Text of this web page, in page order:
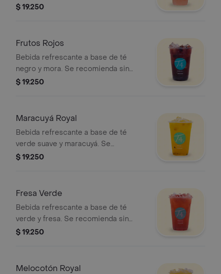
azúcar.
$ 19.250
Frutos Rojos
Bebida refrescante a base de té
negro y mora. Se recomienda sin
azúcar.
$ 19.250
Maracuyá Royal
Bebida refrescante a base de té
verde suave y maracuyá. Se
recomienda sin azúcar.
$ 19.250
Fresa Verde
Bebida refrescante a base de té
verde y fresa. Se recomienda sin
azúcar.
$ 19.250
Melocotón Royal